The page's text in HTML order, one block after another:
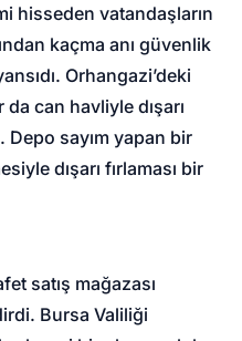
hisseden vatandaşların
kaçma anı güvenlik
Orhangazi’deki
da can havliyle dışarı
Depo sayım yapan bir
dışarı fırlaması bir
satış mağazası
Bursa Valiliği